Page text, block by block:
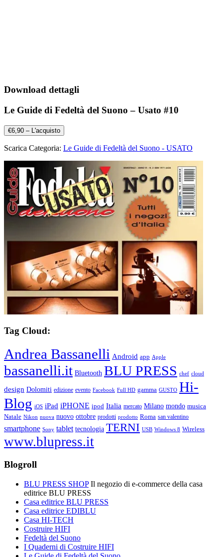
Download dettagli
Le Guide di Fedeltà del Suono – Usato #10
€6,90 – L'acquisto
Scarica Categoria: Le Guide di Fedeltà del Suono - USATO
Tag Cloud:
Andrea Bassanelli Android app Apple
bassanelli.it Bluetooth BLU PRESS chef cloud
design Dolomiti edizione evento Facebook Full HD gamma GUSTO Hi-
Blog iOS iPad iPHONE ipod Italia mercato Milano mondo musica
Natale Nikon nuova nuovo ottobre prodotti prodotto Roma san valentino
smartphone Sony tablet tecnologia TERNI USB Windows 8 Wireless
www.blupress.it
Blogroll
BLU PRESS SHOPIl negozio di e-commerce della casa
editrice BLU PRESS
Casa editrice BLU PRESS
Casa editrice EDIBLU
Casa HI-TECH
Costruire HIFI
Fedeltà del Suono
I Quaderni di Costruire HIFI